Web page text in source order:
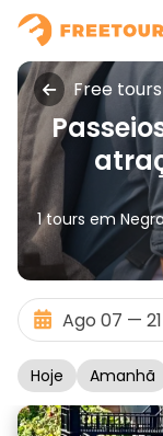
Free
1 tours em
Hoje Amanhã